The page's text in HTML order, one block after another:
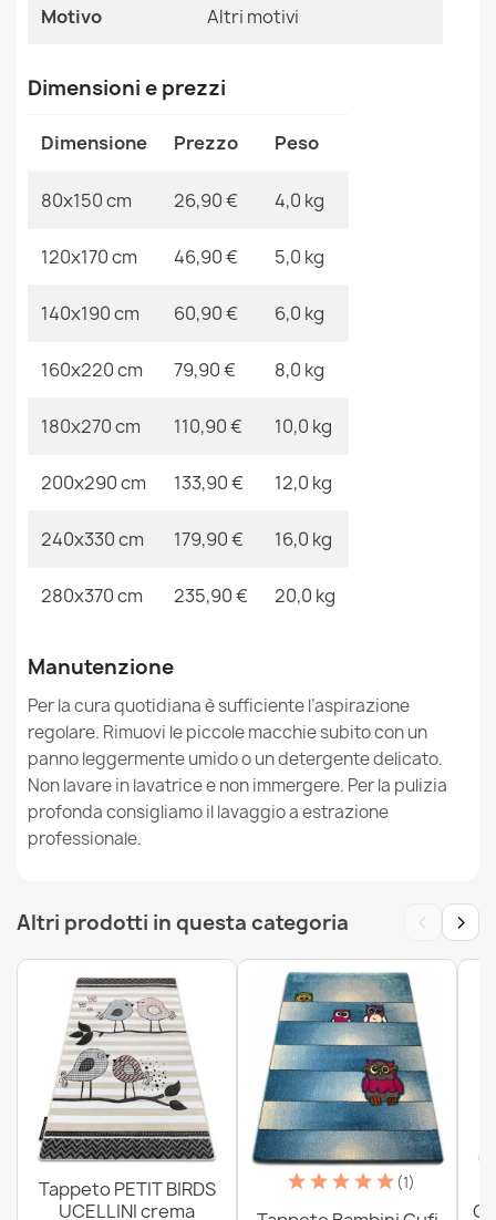
26,90 €
26,90 €
Tappeto FUN Sweety per bambini, unicorno, arcobaleno
23,90 €
Tappeto FUN Honey per bambini, orso, api beige
26,90 €
Motivo Altri Motivi
Riferimenti Specifici
Motivo Altri motivi
Dimensioni e prezzi
Dimensione Prezzo Peso
80x150 cm 26,90 € 4,0 kg
120x170 cm 46,90 € 5,0 kg
140x190 cm 60,90 € 6,0 kg
160x220 cm 79,90 € 8,0 kg
180x270 cm 110,90 € 10,0 kg
200x290 cm 133,90 € 12,0 kg
240x330 cm 179,90 € 16,0 kg
280x370 cm 235,90 € 20,0 kg
Manutenzione
Per la cura quotidiana è sufficiente l’aspirazione
regolare. Rimuovi le piccole macchie subito con un
panno leggermente umido o un detergente delicato.
Non lavare in lavatrice e non immergere. Per la pulizia
profonda consigliamo il lavaggio a estrazione
professionale.
Altri prodotti in questa categoria ‹ ›
Tappeto PETIT BIRDS
UCELLINI crema
(1)